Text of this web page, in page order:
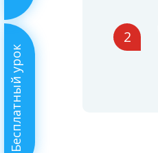
Бесплатный урок
2